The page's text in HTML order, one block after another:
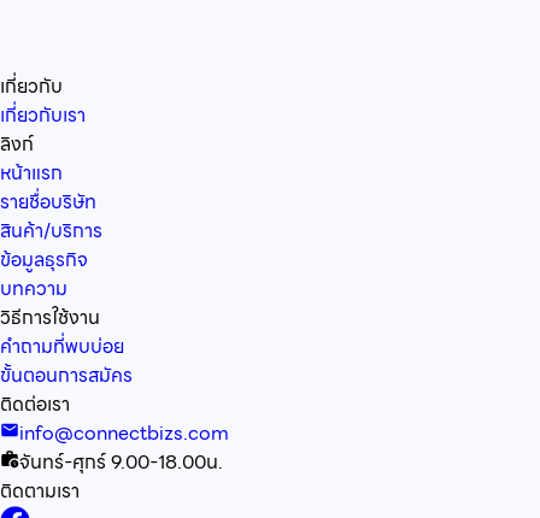
เกี่ยวกับ
เกี่ยวกับเรา
ลิงก์
หน้าแรก
รายชื่อบริษัท
สินค้า/บริการ
ข้อมูลธุรกิจ
บทความ
วิธีการใช้งาน
คำถามที่พบบ่อย
ขั้นตอนการสมัคร
ติดต่อเรา
info@connectbizs.com
จันทร์-ศุกร์ 9.00-18.00น.
ติดตามเรา